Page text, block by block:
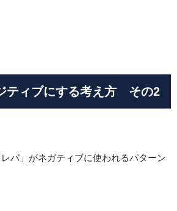
ティブにする考え方 その2
バ」がネガティブに使われるパターン